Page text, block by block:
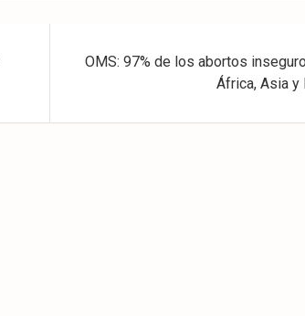
OMS: 97% de los abortos
África, Asia y